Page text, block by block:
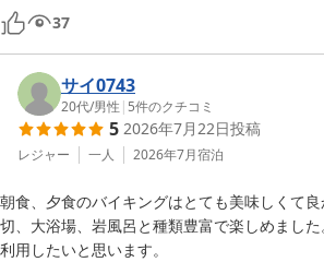
またのご来館をスタッフ一同、心よりお待ち
2026-05-16
37
サイ0743
20代/男性 | 5件のクチコミ
5 2026年7月22日投稿
レジャー 一人 2026年7月宿泊
朝食、夕食のバイキングはとても美味しくて
切、大浴場、岩風呂と種類豊富で楽しめまし
利用したいと思います。